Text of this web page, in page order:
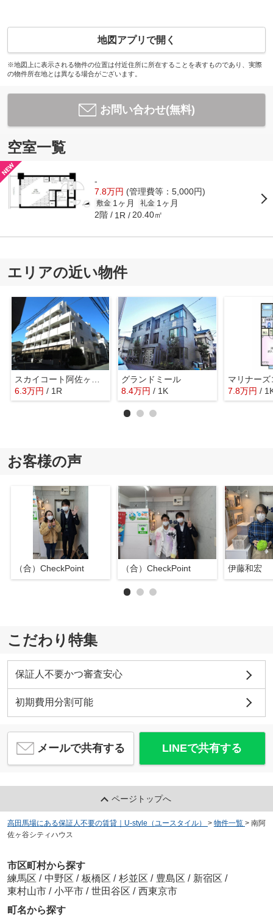
地図アプリで開く
※地図上に表示される物件の位置は付近住所に所在することを表すものであり、実際
の物件所在地とは異なる場合がございます。
お問い合わせ(無料)
空室一覧
-
7.8万円 (管理費等：5,000円)
敷金 1ヶ月 礼金 1ヶ月
2階 1R 20.40㎡
エリアの近い物件
6.3万円 / 1R
グランドミール
8.4万円 / 1K
マリナーズ
7.8万円 /
お客様の声
（合）CheckPoint （合）CheckPoint 伊藤和宏
こだわり特集
保証人不要かつ審査安心
初期費用分割可能
メールで共有する LINEで共有する
ページトップへ
高田馬場にある保証人不要の賃貸｜U-style（ユースタイル） > 物件一覧 > 南阿
佐ヶ谷シティハウス
市区町村から探す
練馬区 / 中野区 / 板橋区 / 杉並区 / 豊島区 / 新宿区 /
東村山市 / 小平市 / 世田谷区 / 西東京市
町名から探す